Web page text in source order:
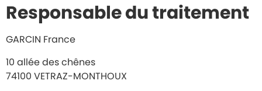
Responsable du traitement
GARCIN France
10 allée des chênes
74100 VETRAZ-MONTHOUX